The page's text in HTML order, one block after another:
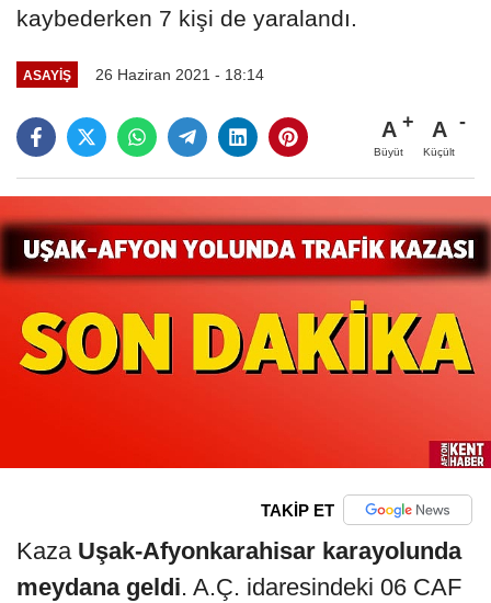
kaybederken 7 kişi de yaralandı.
ASAYIŞ 26 Haziran 2021 - 18:14
A
Büyüt
A
Küçült
TAKİP ET
Kaza Uşak-Afyonkarahisar karayolunda
meydana geldi. A.Ç. idaresindeki 06 CAF